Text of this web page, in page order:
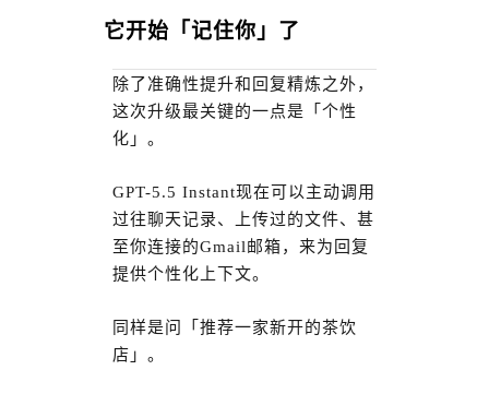
它开始「记住你」了
除了准确性提升和回复精炼之外，
这次升级最关键的一点是「个性
化」。
GPT-5.5 Instant现在可以主动调用
过往聊天记录、上传过的文件、甚
至你连接的Gmail邮箱，来为回复
提供个性化上下文。
同样是问「推荐一家新开的茶饮
店」。